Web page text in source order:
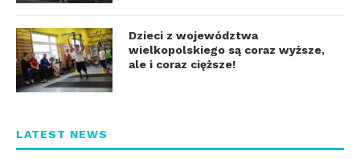
Dzieci z województwa
wielkopolskiego są coraz wyższe,
ale i coraz cięższe!
LATEST NEWS